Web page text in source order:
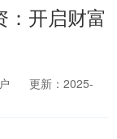
：开启财富
更新：2025-